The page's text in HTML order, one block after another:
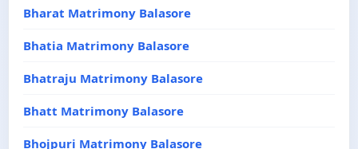
Bharat Matrimony Balasore
Bhatia Matrimony Balasore
Bhatraju Matrimony Balasore
Bhatt Matrimony Balasore
Bhojpuri Matrimony Balasore